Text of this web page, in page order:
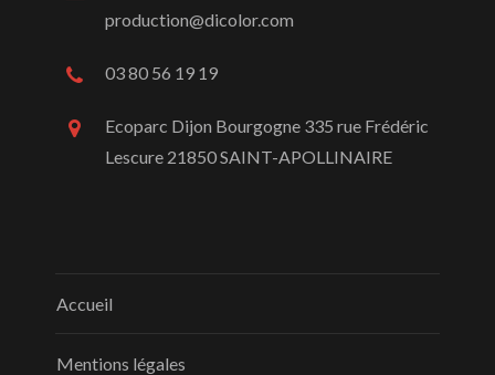
production@dicolor.com
03 80 56 19 19
Ecoparc Dijon Bourgogne 335 rue Frédéric
Lescure 21850 SAINT-APOLLINAIRE
Accueil
Mentions légales